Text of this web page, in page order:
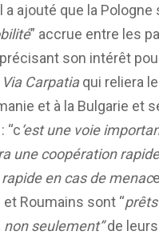
a ajouté que la Pologne
” accrue entre les
son intérêt
Via Carpatiaqui reliera
et à la Bulgarie et
“c‘est une voie
une coopération
en cas de menac
et Roumains sont “
non seulement”de